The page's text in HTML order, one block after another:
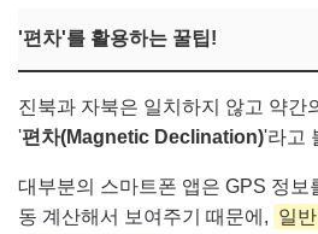
'편차'를 활용하는 꿀팁!
진북과 자북은 일치하지 않고 약간
'편차(Magnetic Declination)'라고
대부분의 스마트폰 앱은 GPS 정보
동 계산해서 보여주기 때문에, 일